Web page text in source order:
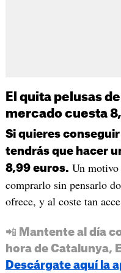
El quita pelusas
mercado cuesta
Si quieres
tendrás que hacer
8,99 euros. Un motivo
comprarlo sin pensarlo
ofrece, y al coste tan
📲 Mantente al día
hora de Catalunya,
Descárgate aquí la